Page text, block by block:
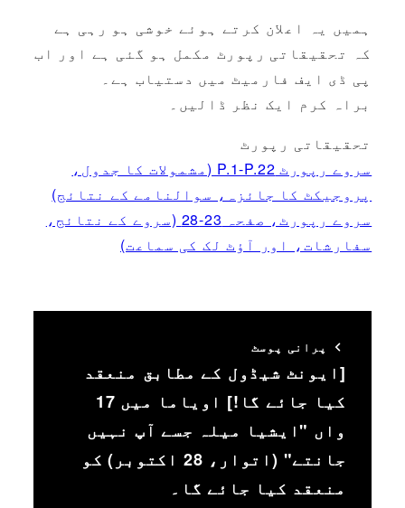
ہمیں یہ اعلان کرتے ہوئے خوشی ہو رہی ہے
کہ تحقیقاتی رپورٹ مکمل ہو گئی ہے اور اب
پی ڈی ایف فارمیٹ میں دستیاب ہے۔
براہ کرم ایک نظر ڈالیں۔
تحقیقاتی رپورٹ
سروے رپورٹ P.1-P.22 (مشمولات کا جدول،
پروجیکٹ کا جائزہ، سوالنامے کے نتائج)
سروے رپورٹ، صفحہ 23-28 (سروے کے نتائج،
سفارشات، اور آؤٹ لک کی سماعت)
پرانی پوسٹ
[ایونٹ شیڈول کے مطابق منعقد
کیا جائے گا!] اویاما میں 17
واں "ایشیا میلہ جسے آپ نہیں
جانتے" (اتوار، 28 اکتوبر) کو
منعقد کیا جائے گا۔